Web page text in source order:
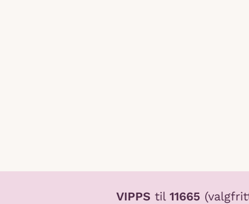
VIPPS til 11665